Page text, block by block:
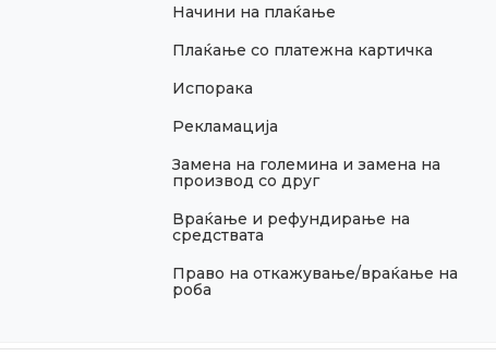
Начини на плаќање
Плаќање со платежна картичка
Испорака
Рекламација
Замена на големина и замена на
производ со друг
Враќање и рефундирање на
средствата
Право на откажување/враќање на
роба